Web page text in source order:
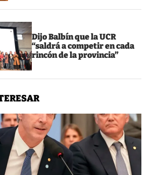
Dijo Balbín que la UCR
“saldrá a competir en cada
rincón de la provincia”